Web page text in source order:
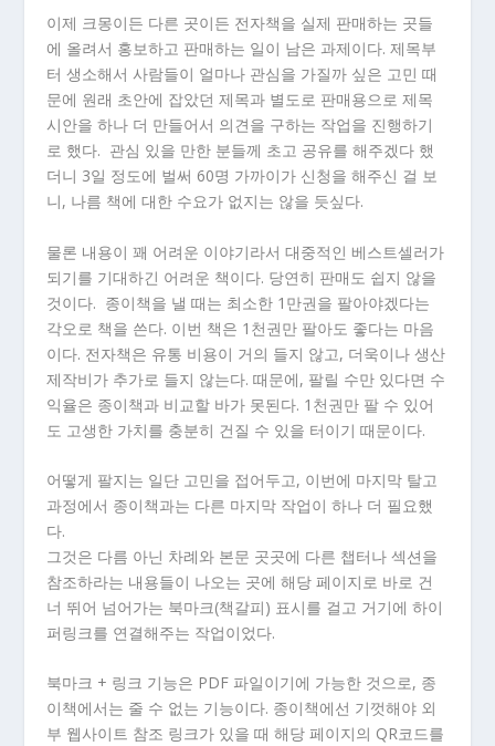
이제 크몽이든 다른 곳이든 전자책을 실제 판매하는 곳들
에 올려서 홍보하고 판매하는 일이 남은 과제이다. 제목부
터 생소해서 사람들이 얼마나 관심을 가질까 싶은 고민 때
문에 원래 초안에 잡았던 제목과 별도로 판매용으로 제목
시안을 하나 더 만들어서 의견을 구하는 작업을 진행하기
로 했다. 관심 있을 만한 분들께 초고 공유를 해주겠다 했
더니 3일 정도에 벌써 60명 가까이가 신청을 해주신 걸 보
니, 나름 책에 대한 수요가 없지는 않을 듯싶다.
물론 내용이 꽤 어려운 이야기라서 대중적인 베스트셀러가
되기를 기대하긴 어려운 책이다. 당연히 판매도 쉽지 않을
것이다. 종이책을 낼 때는 최소한 1만권을 팔아야겠다는
각오로 책을 쓴다. 이번 책은 1천권만 팔아도 좋다는 마음
이다. 전자책은 유통 비용이 거의 들지 않고, 더욱이나 생산
제작비가 추가로 들지 않는다. 때문에, 팔릴 수만 있다면 수
익율은 종이책과 비교할 바가 못된다. 1천권만 팔 수 있어
도 고생한 가치를 충분히 건질 수 있을 터이기 때문이다.
어떻게 팔지는 일단 고민을 접어두고, 이번에 마지막 탈고
과정에서 종이책과는 다른 마지막 작업이 하나 더 필요했
다.
그것은 다름 아닌 차례와 본문 곳곳에 다른 챕터나 섹션을
참조하라는 내용들이 나오는 곳에 해당 페이지로 바로 건
너 뛰어 넘어가는 북마크(책갈피) 표시를 걸고 거기에 하이
퍼링크를 연결해주는 작업이었다.
북마크 + 링크 기능은 PDF 파일이기에 가능한 것으로, 종
이책에서는 줄 수 없는 기능이다. 종이책에선 기껏해야 외
부 웹사이트 참조 링크가 있을 때 해당 페이지의 QR코드를